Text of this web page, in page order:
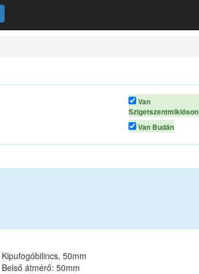
Van
Szigetszentmiklóson
Van Budán
Kipufogóbilincs, 50mm
Belső átmérő: 50mm